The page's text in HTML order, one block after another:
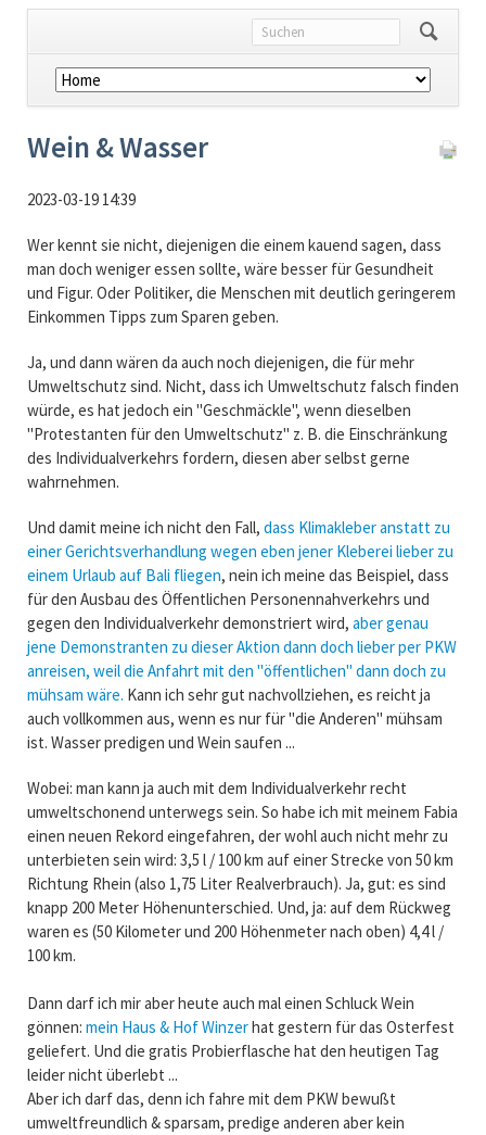
Navigation
überspringen
Wein & Wasser
2023-03-19 14:39
Wer kennt sie nicht, diejenigen die einem kauend sagen, dass
man doch weniger essen sollte, wäre besser für Gesundheit
und Figur. Oder Politiker, die Menschen mit deutlich geringerem
Einkommen Tipps zum Sparen geben.
Ja, und dann wären da auch noch diejenigen, die für mehr
Umweltschutz sind. Nicht, dass ich Umweltschutz falsch finden
würde, es hat jedoch ein "Geschmäckle", wenn dieselben
"Protestanten für den Umweltschutz" z. B. die Einschränkung
des Individualverkehrs fordern, diesen aber selbst gerne
wahrnehmen.
Und damit meine ich nicht den Fall, dass Klimakleber anstatt zu
einer Gerichtsverhandlung wegen eben jener Kleberei lieber zu
einem Urlaub auf Bali fliegen, nein ich meine das Beispiel, dass
für den Ausbau des Öffentlichen Personennahverkehrs und
gegen den Individualverkehr demonstriert wird, aber genau
jene Demonstranten zu dieser Aktion dann doch lieber per PKW
anreisen, weil die Anfahrt mit den "öffentlichen" dann doch zu
mühsam wäre. Kann ich sehr gut nachvollziehen, es reicht ja
auch vollkommen aus, wenn es nur für "die Anderen" mühsam
ist. Wasser predigen und Wein saufen ...
Wobei: man kann ja auch mit dem Individualverkehr recht
umweltschonend unterwegs sein. So habe ich mit meinem Fabia
einen neuen Rekord eingefahren, der wohl auch nicht mehr zu
unterbieten sein wird: 3,5 l / 100 km auf einer Strecke von 50 km
Richtung Rhein (also 1,75 Liter Realverbrauch). Ja, gut: es sind
knapp 200 Meter Höhenunterschied. Und, ja: auf dem Rückweg
waren es (50 Kilometer und 200 Höhenmeter nach oben) 4,4 l /
100 km.
Dann darf ich mir aber heute auch mal einen Schluck Wein
gönnen: mein Haus & Hof Winzerhat gestern für das Osterfest
geliefert. Und die gratis Probierflasche hat den heutigen Tag
leider nicht überlebt ...
Aber ich darf das, denn ich fahre mit dem PKW bewußt
umweltfreundlich & sparsam, predige anderen aber kein